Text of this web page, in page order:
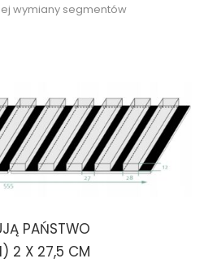
wymiany segmentów
PAŃSTWO
2 X 27,5 CM